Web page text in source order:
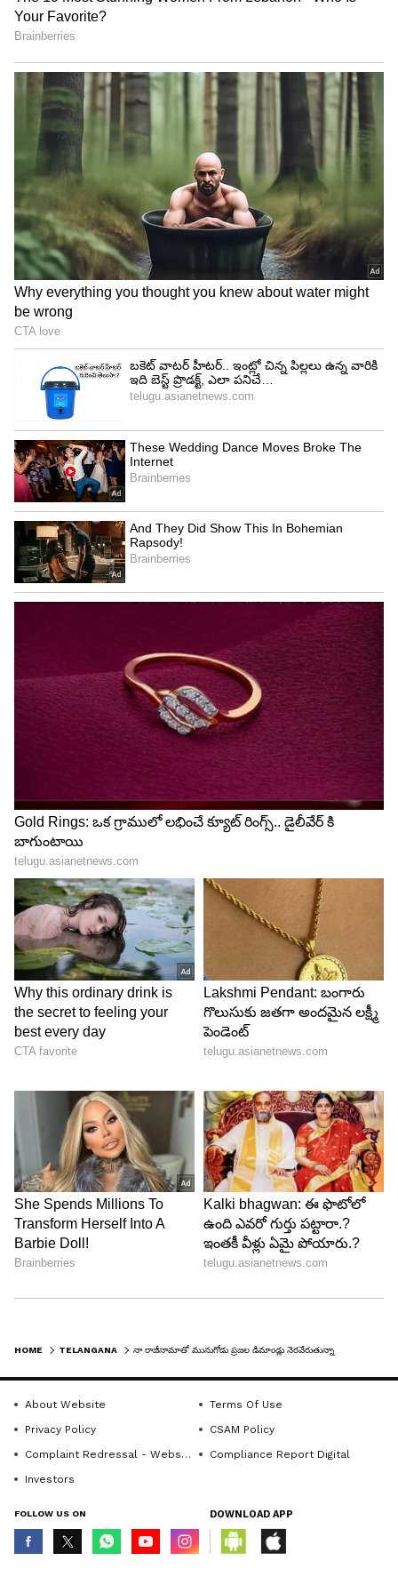
కూడాఈ స్థానంలో తమ పట్టును నిలుపుకోవాలని
ప్రయత్నిస్తున్నాయి.
HOME TELANGANA
About Website
Terms Of Use
Privacy Policy
CSAM Policy
Complaint Redressal - Website
Compliance Report Digital
Investors
FOLLOW US ON DOWNLOAD APP